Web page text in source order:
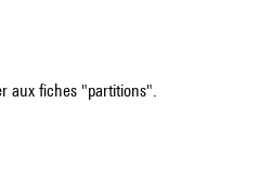
aux fiches "partitions".